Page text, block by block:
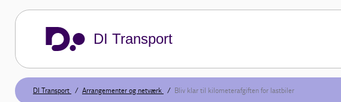
DI Transport
DI Transport Arrangementer og netværk Bliv klar til kilometerafgiften for lastbiler